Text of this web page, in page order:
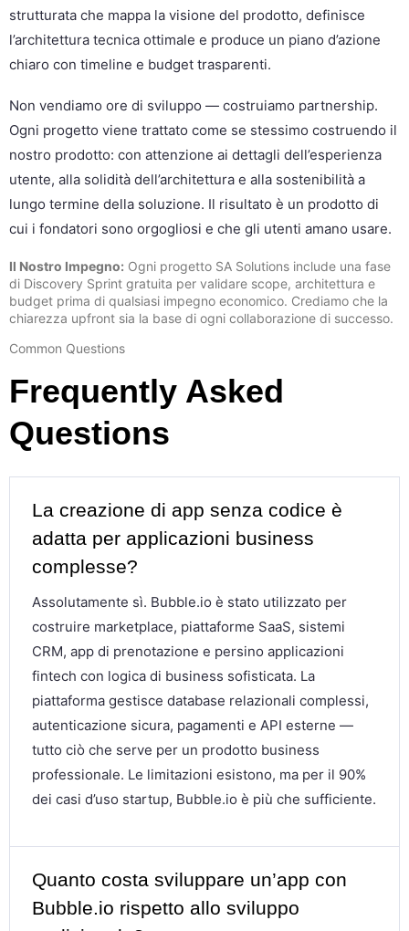
strutturata che mappa la visione del prodotto, definisce
l’architettura tecnica ottimale e produce un piano d’azione
chiaro con timeline e budget trasparenti.
Non vendiamo ore di sviluppo — costruiamo partnership.
Ogni progetto viene trattato come se stessimo costruendo il
nostro prodotto: con attenzione ai dettagli dell’esperienza
utente, alla solidità dell’architettura e alla sostenibilità a
lungo termine della soluzione. Il risultato è un prodotto di
cui i fondatori sono orgogliosi e che gli utenti amano usare.
Il Nostro Impegno: Ogni progetto SA Solutions include una fase
di Discovery Sprint gratuita per validare scope, architettura e
budget prima di qualsiasi impegno economico. Crediamo che la
chiarezza upfront sia la base di ogni collaborazione di successo.
Common Questions
Frequently Asked
Questions
La creazione di app senza codice è
adatta per applicazioni business
complesse?
Assolutamente sì. Bubble.io è stato utilizzato per
costruire marketplace, piattaforme SaaS, sistemi
CRM, app di prenotazione e persino applicazioni
fintech con logica di business sofisticata. La
piattaforma gestisce database relazionali complessi,
autenticazione sicura, pagamenti e API esterne —
tutto ciò che serve per un prodotto business
professionale. Le limitazioni esistono, ma per il 90%
dei casi d’uso startup, Bubble.io è più che sufficiente.
Quanto costa sviluppare un’app con
Bubble.io rispetto allo sviluppo